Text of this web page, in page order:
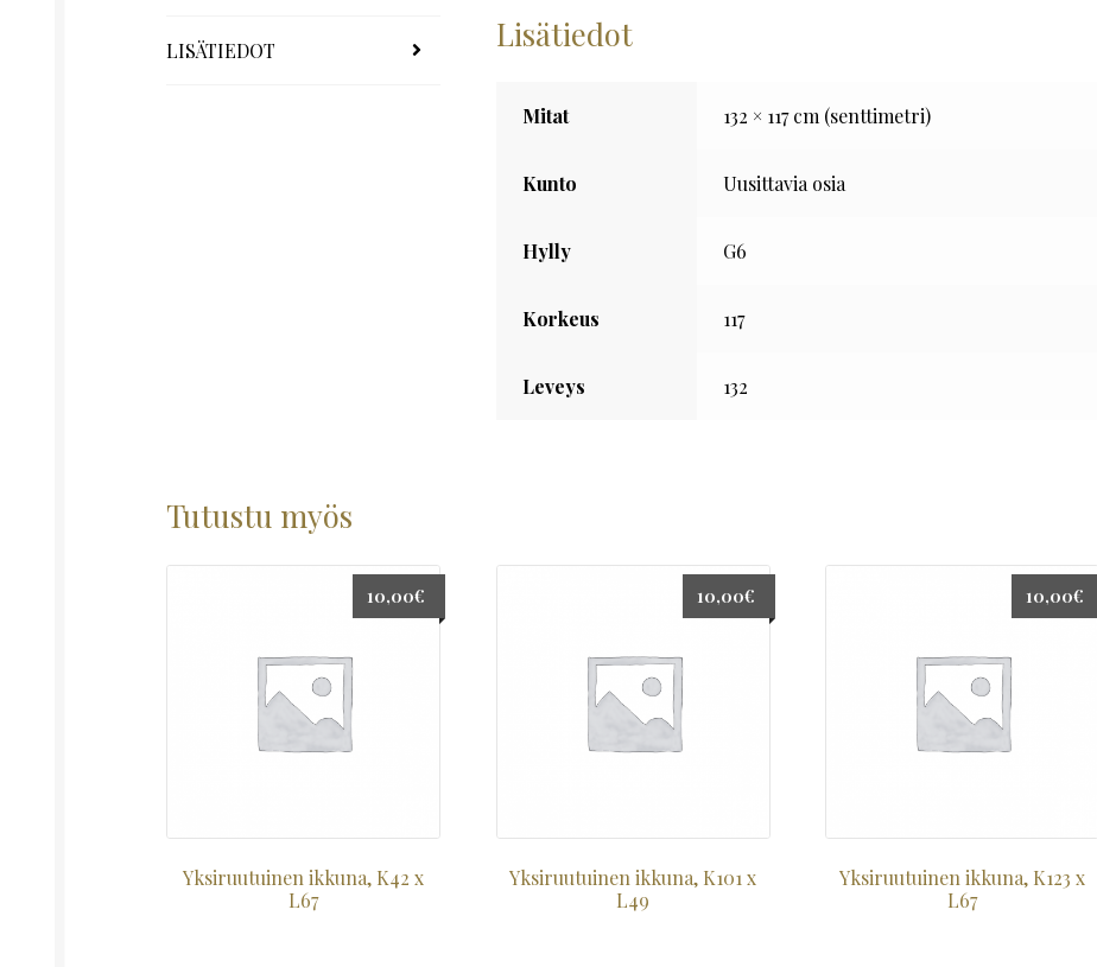
LISÄTIEDOT Lisätiedot
Mitat 132 × 117 cm (senttimetri)
Kunto Uusittavia osia
Hylly G6
Korkeus 117
Leveys 132
Tutustu myös
Yksiruutuinen ikkuna, K42 x
L67
10,00€
Yksiruutuinen ikkuna, K101 x
L49
10,00€
Yksiruutuinen ikkuna, K123 x
L67
10,00€